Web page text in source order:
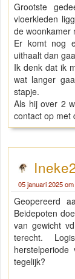
Grootste
vloerkleden
de woonkamer
Er komt nog
uithaalt dan
Ik denk dat ik
wat langer
stapje.
Als hij over 2
contact op met
05 januari 2025
Geopereerd
Beidepoten
van gewicht
terecht.
tegelijk?